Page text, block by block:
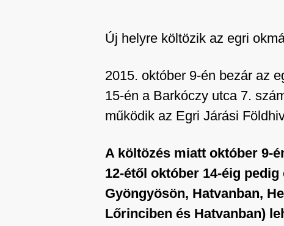
Új helyre költözik az egri
2015. október 9-én bezár az
15-én a Barkóczy utca 7.
működik az Egri Járási
A költözés miatt október 9-
12-étől október 14-éig
Gyöngyösön, Hatvanban,
Lőrinciben és Hatvanban)